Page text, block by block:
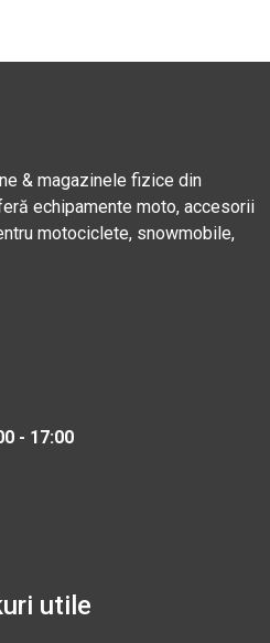
& magazinele fizice din
echipamente moto, accesorii
motociclete, snowmobile,
- 17:00
utile